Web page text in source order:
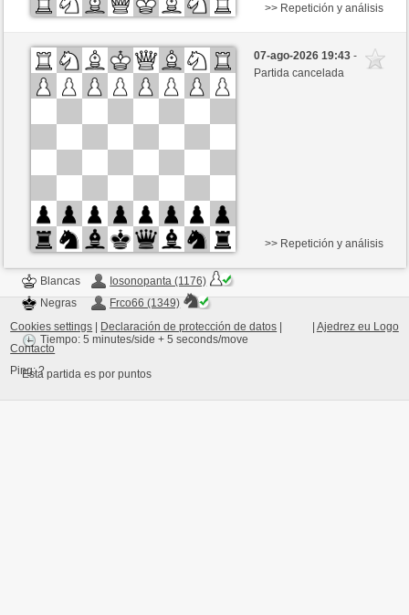
Negras
AlphaCarinae (879)
Blancas
Frco66 (1349)
>> Repetición y análisis
07-ago-2026 19:43-
Partida cancelada
Blancas
Iosonopanta (1176)
Negras
Frco66 (1349)
Tiempo: 5 minutes/side + 5 seconds/move
Esta partida es por puntos
>> Repetición y análisis
Ajedrez eu Logo
Cookies settings Declaración de protección de datos
Contacto
Ping:?